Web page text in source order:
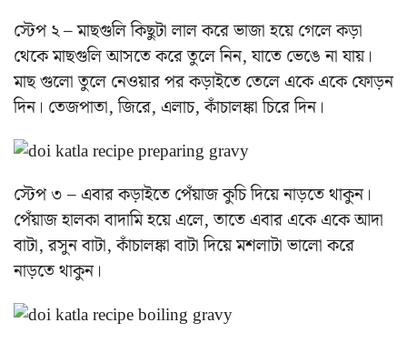
স্টেপ ২ – মাছগুলি কিছুটা লাল করে ভাজা হয়ে গেলে কড়া
থেকে মাছগুলি আসতে করে তুলে নিন, যাতে ভেঙে না যায়।
মাছ গুলো তুলে নেওয়ার পর কড়াইতে তেলে একে একে ফোড়ন
দিন। তেজপাতা, জিরে, এলাচ, কাঁচালঙ্কা চিরে দিন।
স্টেপ ৩ – এবার কড়াইতে পেঁয়াজ কুচি দিয়ে নাড়তে থাকুন।
পেঁয়াজ হালকা বাদামি হয়ে এলে, তাতে এবার একে একে আদা
বাটা, রসুন বাটা, কাঁচালঙ্কা বাটা দিয়ে মশলাটা ভালো করে
নাড়তে থাকুন।